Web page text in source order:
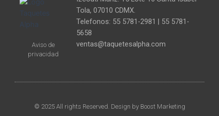
Aviso de
privacidad
Tola, 07010 CDMX.
Telefonos: 55 5781-2981 | 55 5781-
5658
ventas@taquetesalpha.com
© 2025 All rights Reserved. Design by Boost Marketing